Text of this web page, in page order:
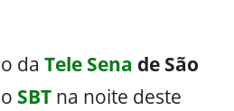
da Tele Sena de São
SBT na noite deste